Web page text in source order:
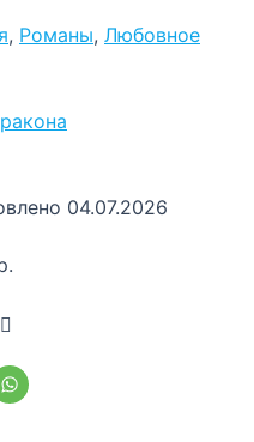
, Романы, Любовное
04.07.2026